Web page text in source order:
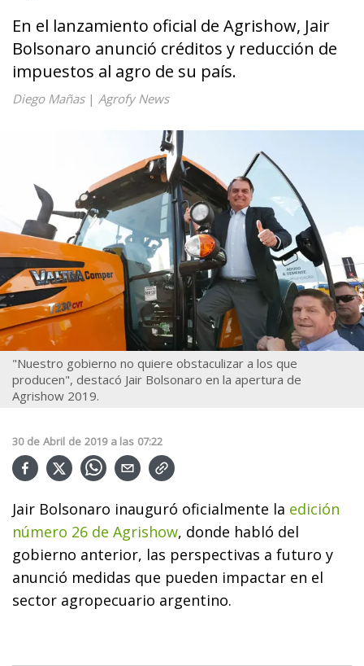
En el lanzamiento oficial de Agrishow, Jair
Bolsonaro anunció créditos y reducción de
impuestos al agro de su país.
Diego Mañas| Agrofy News
"Nuestro gobierno no quiere obstaculizar a los que
producen", destacó Jair Bolsonaro en la apertura de
Agrishow 2019.
30 de Abril de 2019 a las 07:22
Jair Bolsonaro inauguró oficialmente la edición
número 26 de Agrishow, donde habló del
gobierno anterior, las perspectivas a futuro y
anunció medidas que pueden impactar en el
sector agropecuario argentino.